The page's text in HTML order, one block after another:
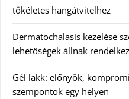
tökéletes hangátvitelhez
Dermatochalasis kezelése
lehetőségek állnak
Gél lakk: előnyök,
szempontok egy helyen